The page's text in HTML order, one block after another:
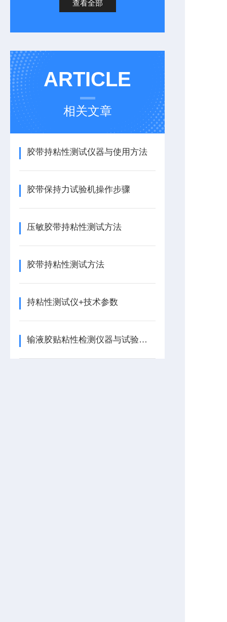
查看全部
ARTICLE
相关文章
胶带持粘性测试仪器与使用方法
胶带保持力试验机操作步骤
压敏胶带持粘性测试方法
胶带持粘性测试方法
持粘性测试仪+技术参数
输液胶贴粘性检测仪器与试验步骤